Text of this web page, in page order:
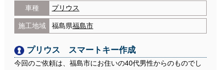
車種 プリウス
施工地域 福島県福島市
プリウス スマートキー作成
今回のご依頼は、福島市にお住いの40代男性からのものでし